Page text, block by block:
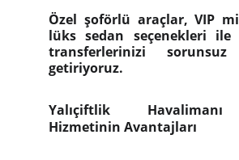
Özel şoförlü araçlar, VIP
lüks sedan seçenekleri ile
transferlerinizi
getiriyoruz.
Yalıçiftlik
Hizmetinin Avantajları